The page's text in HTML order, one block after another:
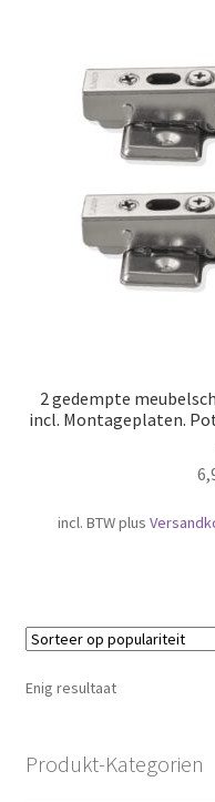
Scheepvaart
2 gedempte
incl. Montageplaten.
incl. BTWplus
Enig resultaat
Produkt-Kategorien